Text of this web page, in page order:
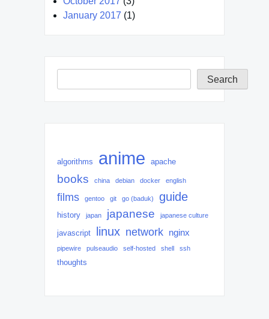
January 2017 (1)
Search
algorithms anime apache
books china debian docker english
films gentoo git go (baduk) guide
history japan japanese japanese culture
javascript linux network nginx
pipewire pulseaudio self-hosted shell ssh
thoughts